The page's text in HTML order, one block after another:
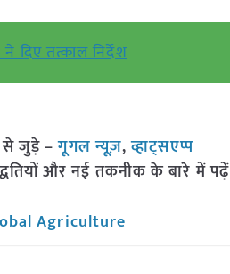
दिए तत्काल निर्देश
जुड़े –गूगल न्यूज़,व्हाट्सएप्प
और नई तकनीक के बारे में पढ़ें
Agriculture